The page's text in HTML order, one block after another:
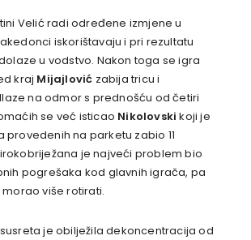
Velić radi određene izmjene u
iskorištavaju i pri rezultatu
u vodstvo. Nakon toga se igra
kraj Mijajlović zabija tricu i
na odmor s prednošću od četiri
se već isticao Nikolovski koji je
provedenih na parketu zabio 11
je najveći problem bio
pogrešaka kod glavnih igrača, pa
morao više rotirati.
je obilježila dekoncentracija od